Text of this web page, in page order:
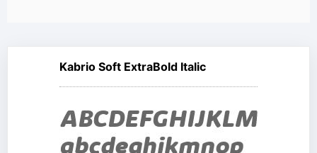
Kabrio Soft ExtraBold Italic